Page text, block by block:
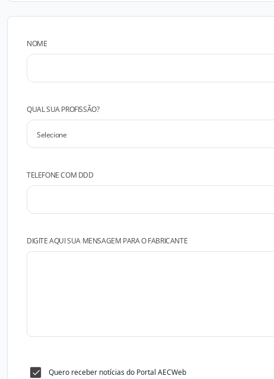
NOME
QUAL SUA PROFISSÃO?
TELEFONE COM DDD
DIGITE AQUI SUA MENSAGEM PARA O FABRICANTE
Quero receber notícias do Portal AECWeb